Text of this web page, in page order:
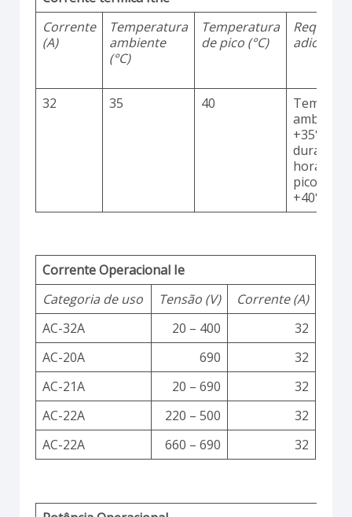
Corrente
(A)
Temperatura
ambiente
(°C)
Temperatura
de pico (°C)
adicionais
32 35 40
ambiente
+35°C
durante
horas
picos até
+40°C
Corrente Operacional Ie
Categoria de uso
Tensão (V)
Corrente (A)
AC-32A
20 – 400
32
AC-20A
690
32
AC-21A
20 – 690
32
AC-22A
220 – 500
32
AC-22A
660 – 690 32